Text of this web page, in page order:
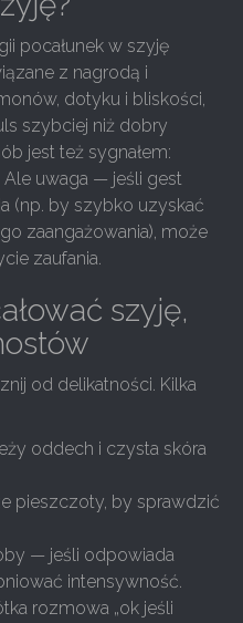
pocałunek w szyję
z nagrodą i
dotyku i bliskości,
szybciej niż dobry
jest też sygnałem:
Ale uwaga — jeśli gest
(np. by szybko uzyskać
zaangażowania), może
zaufania.
szyję,
od delikatności. Kilka
oddech i czysta skóra
pieszczoty, by sprawdzić
— jeśli odpowiada
intensywność.
rozmowa „ok jeśli